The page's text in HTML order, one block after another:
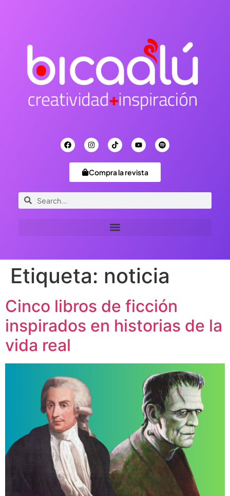
Compra la revista
Etiqueta: noticia
Cinco libros de ficción
inspirados en historias de la
vida real